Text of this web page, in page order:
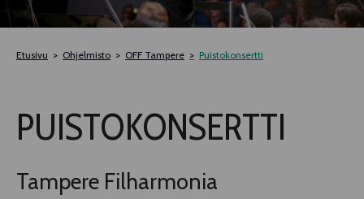
TELTTALAB
TAPAHTUMIEN YÖ
MUU OHJELMISTO
Etusivu Ohjelmisto OFF Tampere Puistokonsertti
PUISTOKONSERTTI
Tampere Filharmonia